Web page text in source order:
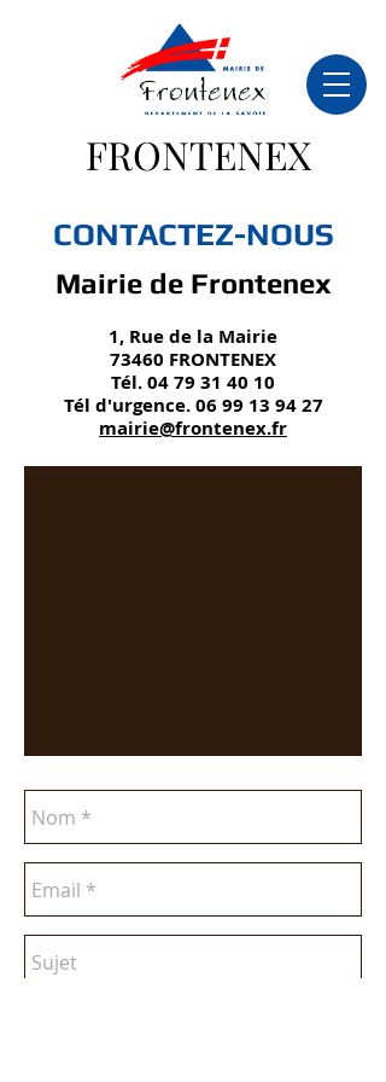
FRONTENEX
CONTACTEZ-NOUS
Mairie de Frontenex
1, Rue de la Mairie
73460 FRONTENEX
Tél.04 79 31 40 10
Tél d'urgence.06 99 13 94 27
mairie@frontenex.fr